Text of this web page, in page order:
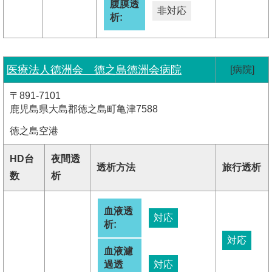
腹膜透
析:
非対応
医療法人徳洲会 徳之島徳洲会病院 [病院]
〒891-7101
鹿児島県大島郡徳之島町亀津7588
徳之島空港
HD台
数
夜間透
析
透析方法 旅行透析
血液透
析:
対応
血液濾
過透
対応
対応